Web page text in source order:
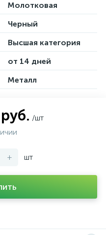
Молотковая
Черный
Высшая категория
от 14 дней
Металл
/шт
+ шт